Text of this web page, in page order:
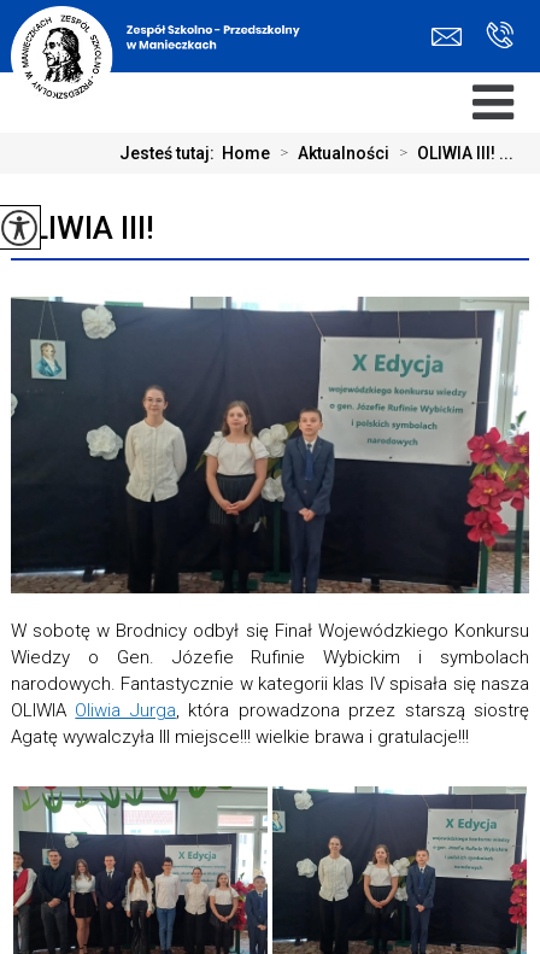
Jesteś tutaj: Home > Aktualności > OLIWIA III! ...
OLIWIA III!
W sobotę w Brodnicy odbył się Finał Wojewódzkiego Konkursu
Wiedzy o Gen. Józefie Rufinie Wybickim i symbolach
narodowych. Fantastycznie w kategorii klas IV spisała się nasza
OLIWIA Oliwia Jurga, która prowadzona przez starszą siostrę
Agatę wywalczyła III miejsce!!! wielkie brawa i gratulacje!!!